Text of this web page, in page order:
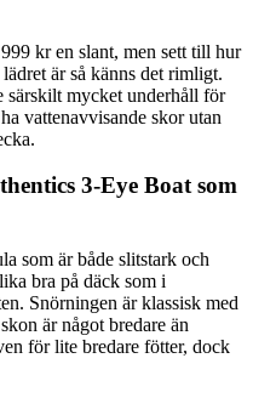
kr en slant, men sett till hur
är så känns det rimligt.
särskilt mycket underhåll för
vattenavvisande skor utan
3-Eye Boat som
som är både slitstark och
bra på däck som i
Snörningen är klassisk med
är något bredare än
för lite bredare fötter, dock